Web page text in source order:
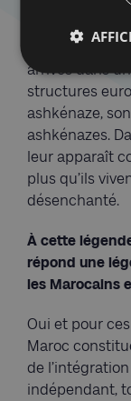
marocaine
qu’une ou
cette vague
arrivés dans
structures
ashkénaze,
ashkénazes.
leur apparaît
plus qu’ils
désenchanté.
À cette
répond une
les Marocains
Oui et pour
Maroc
de
indépendant,